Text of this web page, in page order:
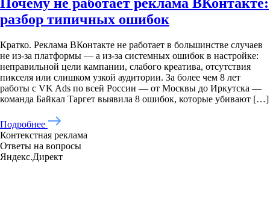
Почему не работает реклама ВКонтакте:
разбор типичных ошибок
Кратко. Реклама ВКонтакте не работает в большинстве случаев
не из-за платформы — а из-за системных ошибок в настройке:
неправильной цели кампании, слабого креатива, отсутствия
пикселя или слишком узкой аудитории. За более чем 8 лет
работы с VK Ads по всей России — от Москвы до Иркутска —
команда Байкал Таргет выявила 8 ошибок, которые убивают […]
Подробнее
Контекстная реклама
Ответы на вопросы
Яндекс.Директ